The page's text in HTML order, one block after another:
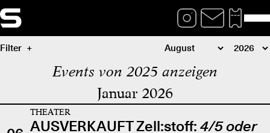
Filter
Events von 2025 anzeigen
Januar 2026
THEATER
AUSVERKAUFT Zell:stoff: 4/5 oder